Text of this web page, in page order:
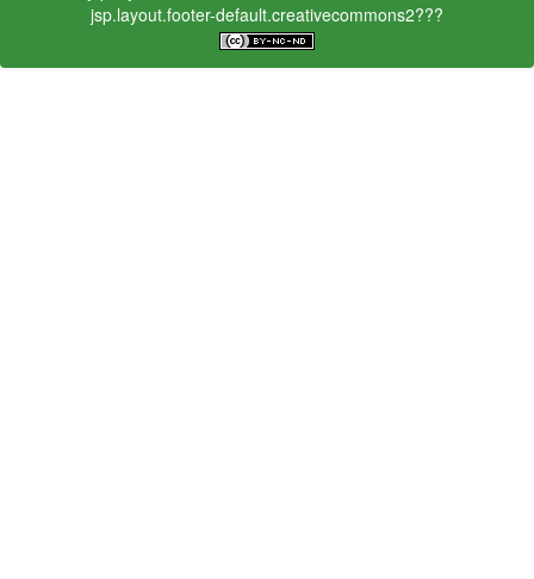
jsp.layout.footer-default.creativecommons2???